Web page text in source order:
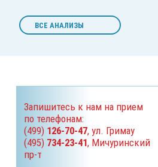
ВСЕ АНАЛИЗЫ
Запишитесь к нам на прием
по телефонам:
(499) 126-70-47, ул. Гримау
(495) 734-23-41, Мичуринский
пр-т